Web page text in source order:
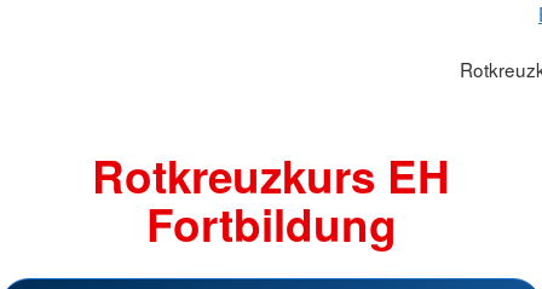
Rotkreuzkurs EH
Fortbildung